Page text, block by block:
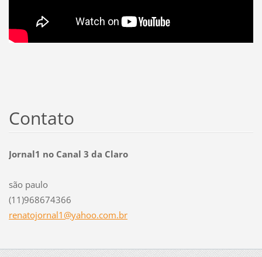
Contato
Jornal1 no Canal 3 da Claro
são paulo
(11)968674366
renatojornal1@yahoo.com.br